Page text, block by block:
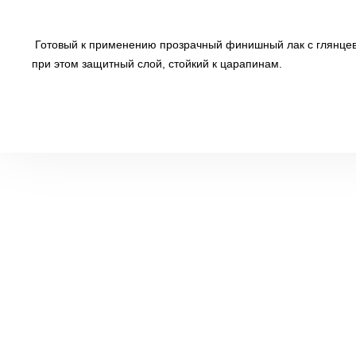
Готовый к применению прозрачный финишный лак с
при этом защитный слой, стойкий к царапинам.